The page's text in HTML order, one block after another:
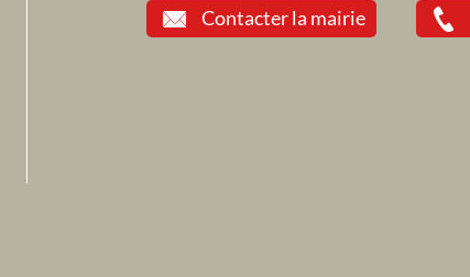
Contacter la mairie